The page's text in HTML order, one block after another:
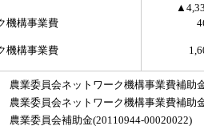
機構事業費
機構事業費
業委員会ネットワーク機構事業費補助
業委員会ネットワーク機構事業費補助
農業委員会補助金(20110944-00020022)